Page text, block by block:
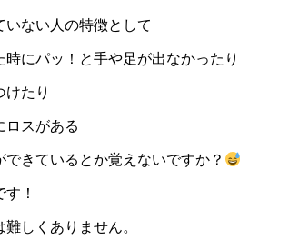
いない人の特徴として
時にパッ！と手や足が出なかったり
けたり
ロスがある
できているとか覚えないですか？
！
しくありません。